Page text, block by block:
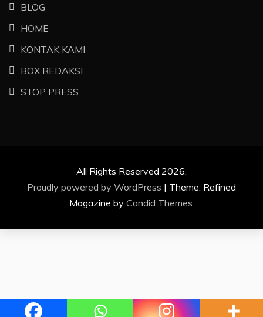
BLOG
HOME
KONTAK KAMI
BOX REDAKSI
STOP PRESS
All Rights Reserved 2026.
Proudly powered by WordPress | Theme: Refined
Magazine by Candid Themes